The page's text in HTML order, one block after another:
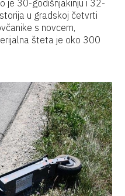
je 30-godišnjakinju i 32-
u gradskoj četvrti
s novcem,
šteta je oko 300